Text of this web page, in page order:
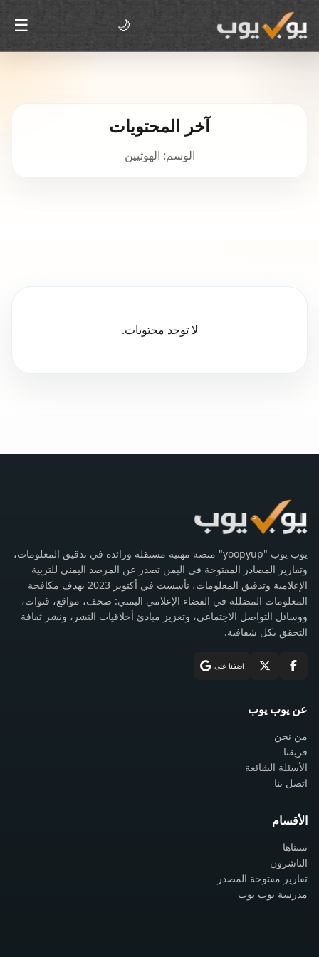
🌙
☰
آخر المحتويات
الوسم: الهوثيين
لا توجد محتويات.
يوب يوب "yoopyup" منصة مهنية مستقلة ورائدة في تدقيق المعلومات،
وتقارير المصادر المفتوحة في اليمن تصدر عن المرصد اليمني للتربية
الإعلامية وتدقيق المعلومات، تأسست في أكتوبر 2023 بهدف مكافحة
المعلومات المضللة في الفضاء الإعلامي اليمني: صحف، مواقع، قنوات،
ووسائل التواصل الاجتماعي، وتعزيز مبادئ أخلاقيات النشر، ونشر ثقافة
التحقق بكل شفافية.
اضفنا على
عن يوب يوب
من نحن
فريقنا
الأسئلة الشائعة
اتصل بنا
الأقسام
يبيبناها
الناشرون
تقارير مفتوحة المصدر
مدرسة يوب يوب